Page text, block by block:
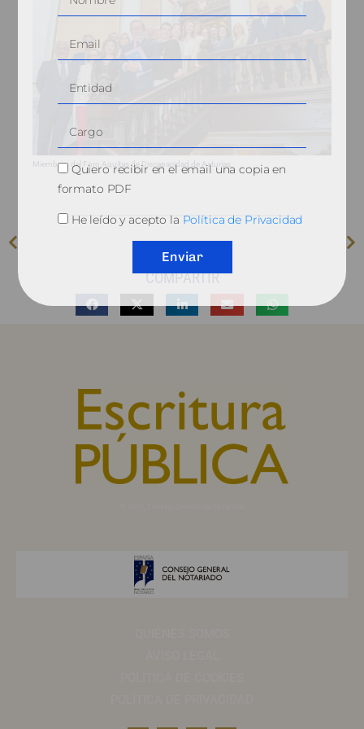
Miembros del Foro Aquitas de Discapacidad de Asturias.
COMPARTIR
Quiero recibir en el email una copia en
formato PDF
He leído y acepto la Política de Privacidad
Enviar